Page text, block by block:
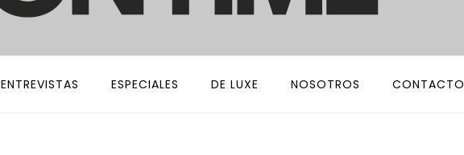
ENTREVISTAS ESPECIALES DE LUXE NOSOTROS CONTACTO